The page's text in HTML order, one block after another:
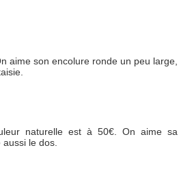
aime son encolure ronde un peu large,
naturelle est à 50€. On aime sa
le dos.